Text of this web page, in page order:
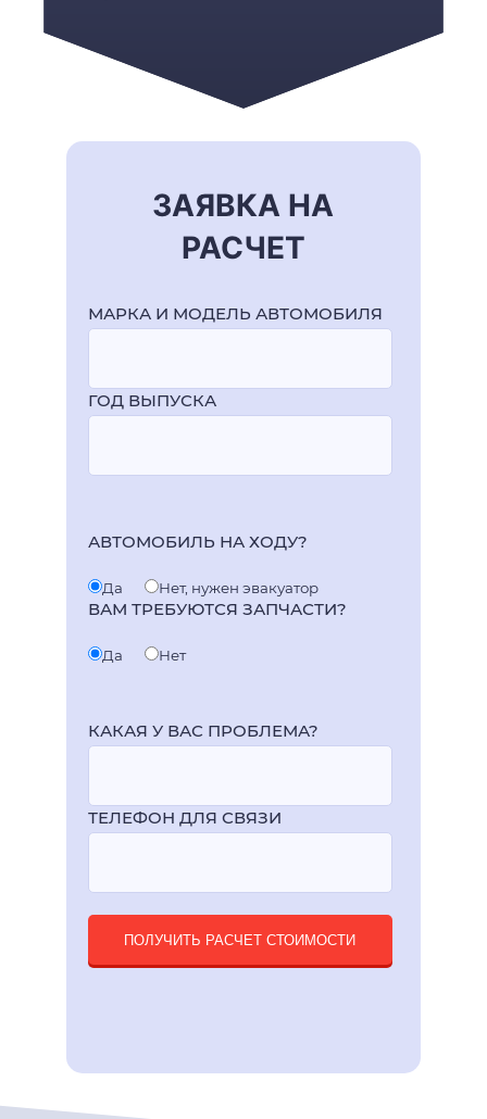
ЗАЯВКА НА
РАСЧЕТ
МАРКА И МОДЕЛЬ АВТОМОБИЛЯ
ГОД ВЫПУСКА
АВТОМОБИЛЬ НА ХОДУ?
Да Нет, нужен эвакуатор
ВАМ ТРЕБУЮТСЯ ЗАПЧАСТИ?
Да Нет
КАКАЯ У ВАС ПРОБЛЕМА?
ТЕЛЕФОН ДЛЯ СВЯЗИ
ПОЛУЧИТЬ РАСЧЕТ СТОИМОСТИ